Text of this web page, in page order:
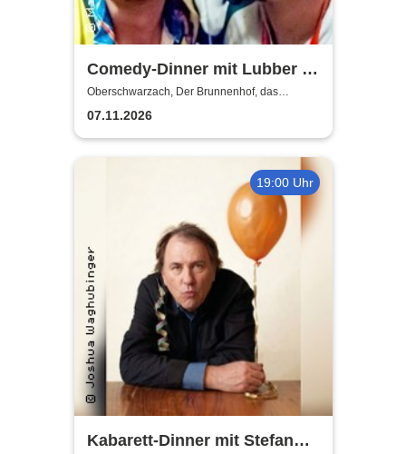
Comedy-Dinner mit Lubber &
Babbo | "The Best Of" in 4
Gängen
Oberschwarzach, Der Brunnenhof, das
fränkische Landgasthaus
07.11.2026
19:00 Uhr
Kabarett-Dinner mit Stefan